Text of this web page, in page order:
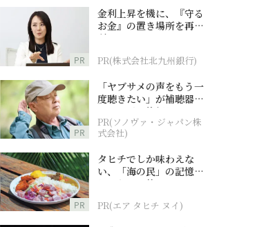
PR
金利上昇を機に、『守る
お金』の置き場所を再検
討
PR(株式会社北九州銀行)
PR
「ヤブサメの声をもう一
度聴きたい」が補聴器チ
ャレンジの後押しに
PR(ソノヴァ・ジャパン株
式会社)
PR
タヒチでしか味わえな
い、「海の民」の記憶へ
とつながる旅
PR(エア タヒチ ヌイ)